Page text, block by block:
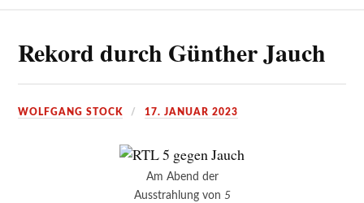
Rekord durch Günther Jauch
WOLFGANG STOCK 17. JANUAR 2023
Am Abend der
Ausstrahlung von 5